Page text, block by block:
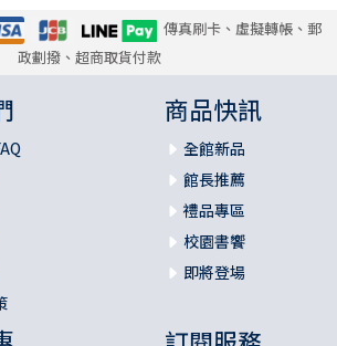
傳真刷卡、虛擬轉帳、郵
政劃撥、超商取貨付款
商品快訊
全館新品
館長推薦
禮品專區
校園書饗
即將登場